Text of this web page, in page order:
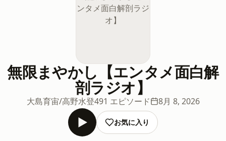
無限まやかし【エンタメ面白解
剖ラジオ】
大島育宙/高野水登491 エピソード 8月 8, 2026
お気に入り